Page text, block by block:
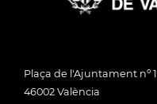
Plaça de l'Ajuntament nº 1
46002 València